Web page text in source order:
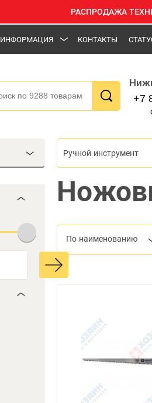
РАСПРОДАЖА
ИНФОРМАЦИЯ КОНТАКТЫ
+7
Ручной инструмент
По наименованию